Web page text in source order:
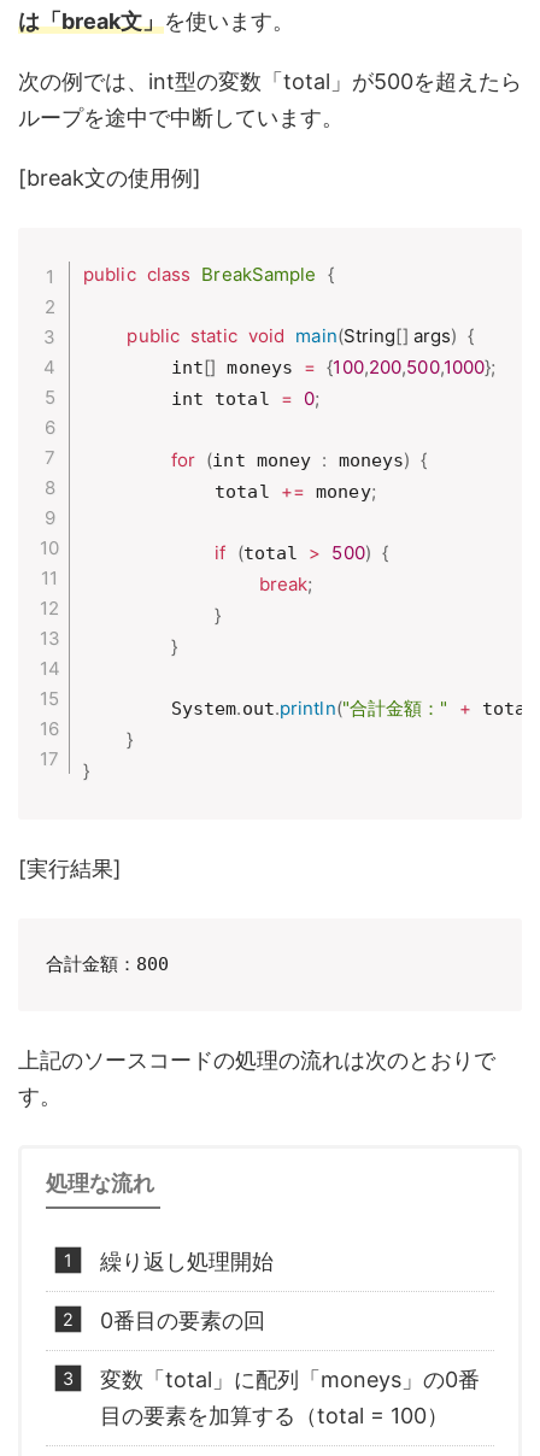
は「break文」を使います。
次の例では、int型の変数「total」が500を超えたら
ループを途中で中断しています。
[break文の使用例]
public class BreakSample {
public static void main(String[] args) {
        int
[] moneys = {100,200,500,1000};
        int total
= 0;
for (int money : moneys) {
            total
+= money;
if (total > 500) {
break;
}
}
        System
.out.println("合計金額：" + total
}
}
[実行結果]
合計金額：800
上記のソースコードの処理の流れは次のとおりで
す。
処理な流れ
繰り返し処理開始
0番目の要素の回
変数「total」に配列「moneys」の0番
目の要素を加算する（total = 100）